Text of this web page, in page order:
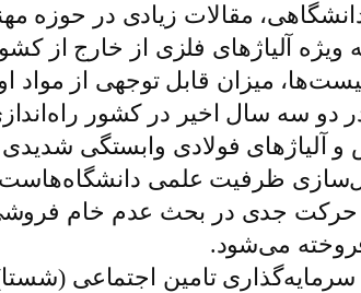
ویژه آلیاژهای فلزی از خارج از
میزان قابل توجهی از
دو سه سال اخیر در کشور
ظرفیت علمی
می‌شود.
تامین اجتماعی